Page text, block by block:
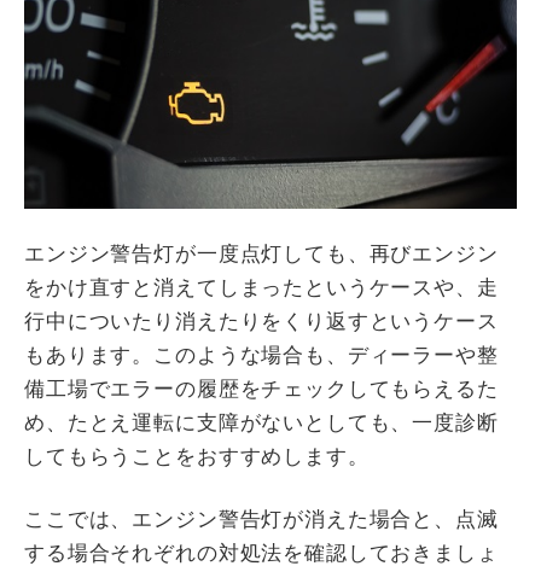
エンジン警告灯が一度点灯しても、再びエンジン
をかけ直すと消えてしまったというケースや、走
行中についたり消えたりをくり返すというケース
もあります。このような場合も、ディーラーや整
備工場でエラーの履歴をチェックしてもらえるた
め、たとえ運転に支障がないとしても、一度診断
してもらうことをおすすめします。
ここでは、エンジン警告灯が消えた場合と、点滅
する場合それぞれの対処法を確認しておきましょ